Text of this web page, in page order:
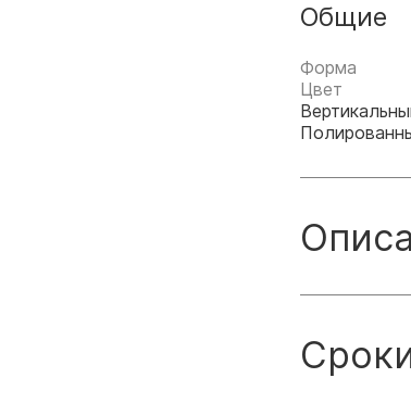
Общие
Форма
Цвет